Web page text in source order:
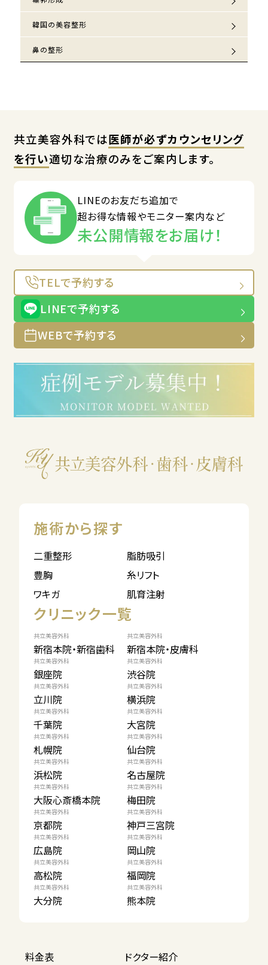
韓国の美容整形
鼻の整形
共立美容外科では医師が必ずカウンセリング
を行い適切な治療のみをご案内します。
LINEのお友だち追加で
超お得な情報やモニター案内など
未公開情報をお届け！
TELで予約する
LINEで予約する
WEBで予約する
施術から探す
二重整形
脂肪吸引
豊胸
糸リフト
ワキガ
肌育注射
クリニック一覧
共立美容外科
新宿本院・新宿歯科
共立美容外科
新宿本院・皮膚科
共立美容外科
銀座院
共立美容外科
渋谷院
共立美容外科
立川院
共立美容外科
横浜院
共立美容外科
千葉院
共立美容外科
大宮院
共立美容外科
札幌院
共立美容外科
仙台院
共立美容外科
浜松院
共立美容外科
名古屋院
共立美容外科
大阪心斎橋本院
共立美容外科
梅田院
共立美容外科
京都院
共立美容外科
神戸三宮院
共立美容外科
広島院
共立美容外科
岡山院
共立美容外科
高松院
共立美容外科
福岡院
共立美容外科
大分院
共立美容外科
熊本院
料金表
ドクター紹介